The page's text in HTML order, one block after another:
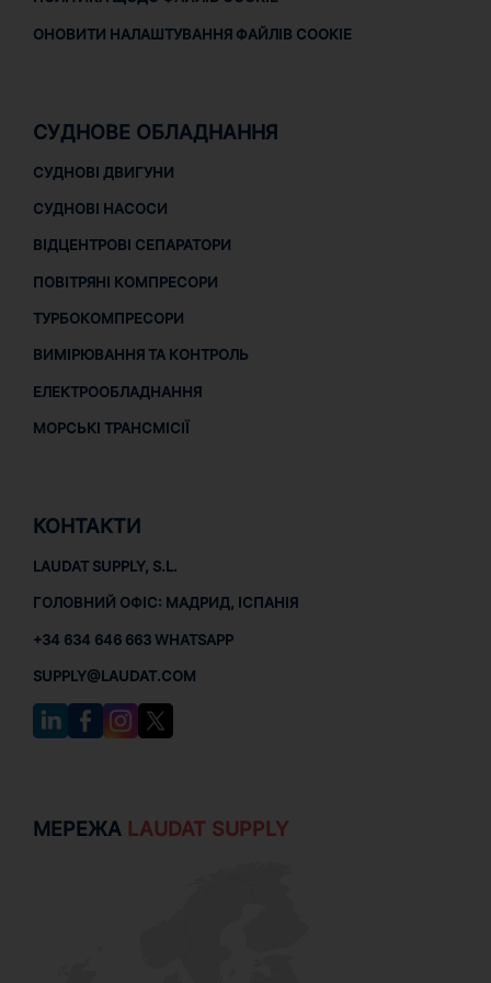
ОНОВИТИ НАЛАШТУВАННЯ ФАЙЛІВ COOKIE
СУДНОВЕ ОБЛАДНАННЯ
СУДНОВІ ДВИГУНИ
СУДНОВІ НАСОСИ
ВІДЦЕНТРОВІ СЕПАРАТОРИ
ПОВІТРЯНІ КОМПРЕСОРИ
ТУРБОКОМПРЕСОРИ
ВИМІРЮВАННЯ ТА КОНТРОЛЬ
ЕЛЕКТРООБЛАДНАННЯ
МОРСЬКІ ТРАНСМІСІЇ
КОНТАКТИ
LAUDAT SUPPLY, S.L.
ГОЛОВНИЙ ОФІС: МАДРИД, ІСПАНІЯ
+34 634 646 663 WHATSAPP
SUPPLY@LAUDAT.COM
МЕРЕЖА LAUDAT SUPPLY